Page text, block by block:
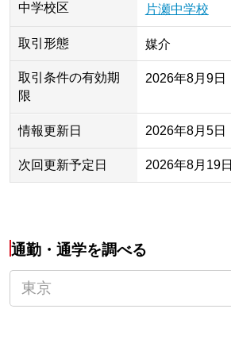
中学校区 片瀬中学校
取引形態 媒介
取引条件の有効期
限
2026年8月9日
情報更新日 2026年8月5日
次回更新予定日 2026年8月19日
通勤・通学を調べる